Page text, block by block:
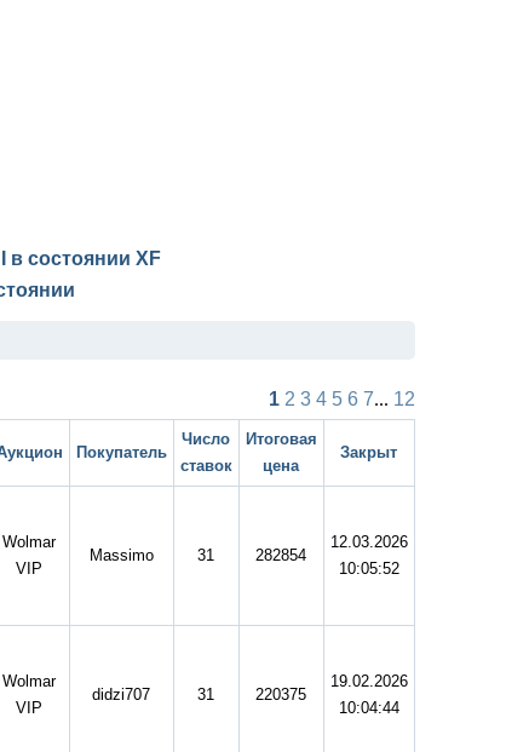
в состоянии XF
1 2 3 4 5 6 7... 12
Покупатель
Число
ставок
Итоговая
цена
Закрыт
Wolmar
VIP
Massimo 31 282854
12.03.2026
10:05:52
Wolmar
VIP
didzi707 31 220375
19.02.2026
10:04:44